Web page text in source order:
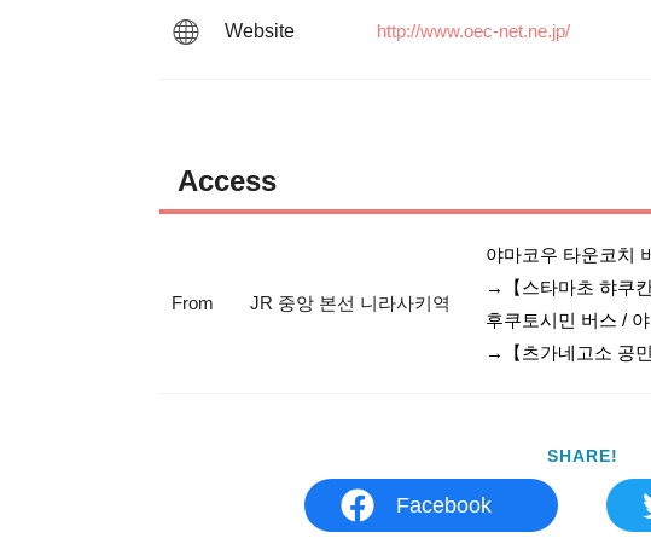
Website http://www.oec-net.ne.jp/
Access
From JR 중앙 본선 니라사키역
야마코우 타운코치
→【스타마초 햐쿠
후쿠토시민 버스 /
SHARE!
Facebook